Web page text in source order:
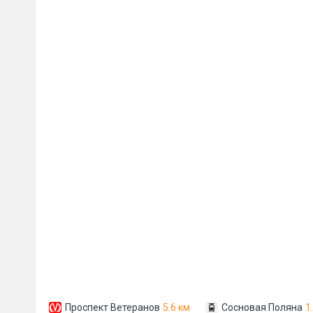
Проспект Ветеранов 5.6 км
Сосновая Поляна